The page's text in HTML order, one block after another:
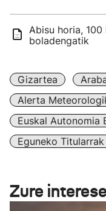
Abisu horia,
boladengatik
Gizartea
Alerta
Euskal Autonomia
Eguneko Titularrak
Zure